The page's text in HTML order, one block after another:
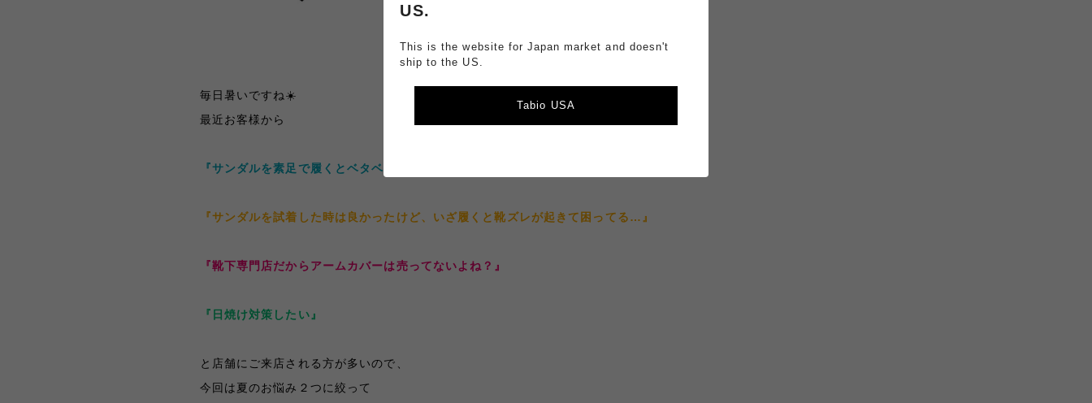
毎日暑いですね☀️
最近お客様から
『サンダルを素足で履くとベタベタして気持ち悪い、でも靴下は履きたくない
『サンダルを試着した時は良かったけど、いざ履くと靴ズレが起きて困ってる… 』
『靴下専門店だからアームカバーは売ってないよね？』
『日焼け対策したい』
と店舗にご来店される方が多いので、
今回は夏のお悩み２つに絞って
US.
This is the website for Japan market and doesn't
ship to the US.
Tabio USA